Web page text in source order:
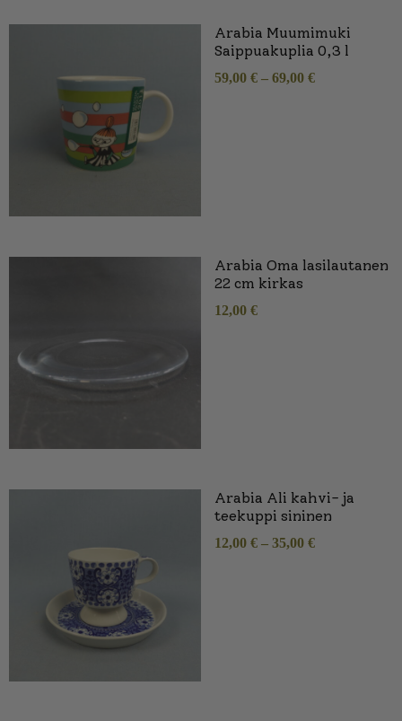
Arabia Muumimuki
Saippuakuplia 0,3 l
59,00 € – 69,00 €
Arabia Oma lasilautanen
22 cm kirkas
12,00 €
Arabia Ali kahvi- ja
teekuppi sininen
12,00 € – 35,00 €